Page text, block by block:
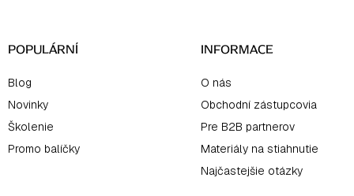
ePOPULÁRNÍ
Blog
Novinky
Školenie
Promo balíčky
INFORMACE
O nás
Obchodní zástupcovia
Pre B2B partnerov
Materiály na stiahnutie
Najčastejšie otázky